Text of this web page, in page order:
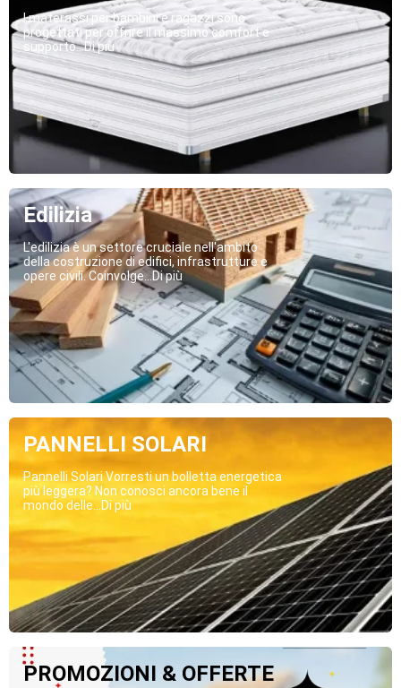
I materassi per bambini e ragazzi sono
progettati per offrire il massimo comfort e
supporto...Di più
Edilizia
L'edilizia è un settore cruciale nell'ambito
della costruzione di edifici, infrastrutture e
opere civili. Coinvolge...Di più
PANNELLI SOLARI
Pannelli Solari Vorresti un bolletta energetica
più leggera? Non conosci ancora bene il
mondo delle...Di più
PROMOZIONI & OFFERTE